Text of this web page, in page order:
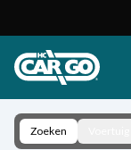
Download
ContactZoeken